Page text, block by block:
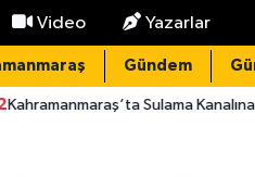
Video Yazarlar
Gündem
Sulama Kanalına Düşen 2